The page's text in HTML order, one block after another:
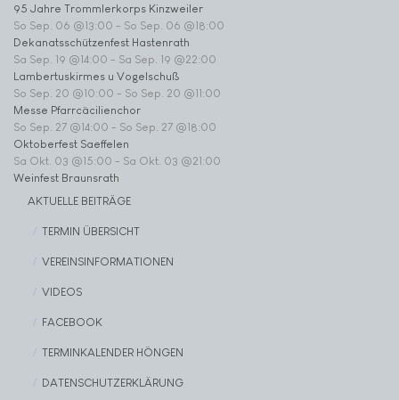
95 Jahre Trommlerkorps Kinzweiler
So Sep. 06 @13:00 - So Sep. 06 @18:00
Dekanatsschützenfest Hastenrath
Sa Sep. 19 @14:00 - Sa Sep. 19 @22:00
Lambertuskirmes u Vogelschuß
So Sep. 20 @10:00 - So Sep. 20 @11:00
Messe Pfarrcäcilienchor
So Sep. 27 @14:00 - So Sep. 27 @18:00
Oktoberfest Saeffelen
Sa Okt. 03 @15:00 - Sa Okt. 03 @21:00
Weinfest Braunsrath
AKTUELLE BEITRÄGE
TERMIN ÜBERSICHT
VEREINSINFORMATIONEN
VIDEOS
FACEBOOK
TERMINKALENDER HÖNGEN
DATENSCHUTZERKLÄRUNG